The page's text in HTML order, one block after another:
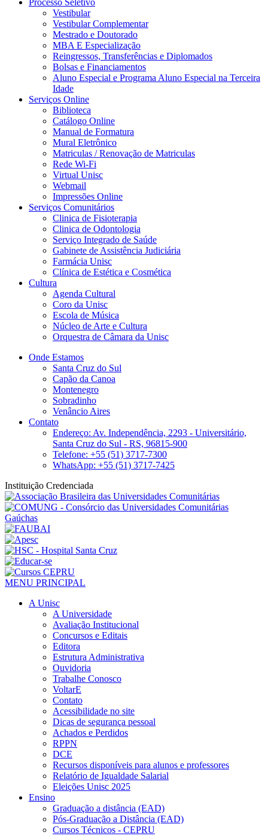
Processo Seletivo
Vestibular
Vestibular Complementar
Mestrado e Doutorado
MBA E Especialização
Reingressos, Transferências e Diplomados
Bolsas e Financiamentos
Aluno Especial e Programa Aluno Especial na Terceira
Idade
Serviços Online
Biblioteca
Catálogo Online
Manual de Formatura
Mural Eletrônico
Matriculas / Renovação de Matriculas
Rede Wi-Fi
Virtual Unisc
Webmail
Impressões Online
Serviços Comunitários
Clinica de Fisioterapia
Clinica de Odontologia
Serviço Integrado de Saúde
Gabinete de Assistência Judiciária
Farmácia Unisc
Clínica de Estética e Cosmética
Cultura
Agenda Cultural
Coro da Unisc
Escola de Música
Núcleo de Arte e Cultura
Orquestra de Câmara da Unisc
Onde Estamos
Santa Cruz do Sul
Capão da Canoa
Montenegro
Sobradinho
Venâncio Aires
Contato
Endereço: Av. Independência, 2293 - Universitário,
Santa Cruz do Sul - RS, 96815-900
Telefone: +55 (51) 3717-7300
WhatsApp: +55 (51) 3717-7425
Instituição Credenciada
MENU PRINCIPAL
A Unisc
A Universidade
Avaliação Institucional
Concursos e Editais
Editora
Estrutura Administrativa
Ouvidoria
Trabalhe Conosco
VoltarE
Contato
Acessibilidade no site
Dicas de segurança pessoal
Achados e Perdidos
RPPN
DCE
Recursos disponíveis para alunos e professores
Relatório de Igualdade Salarial
Eleições Unisc 2025
Ensino
Graduação a distância (EAD)
Pós-Graduação a Distância (EAD)
Cursos Técnicos - CEPRU